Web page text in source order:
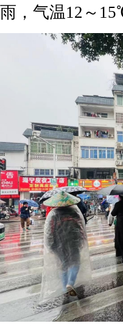
雨，气温12～